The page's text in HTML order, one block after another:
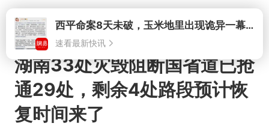
打开西平命案8天未破，玉米地里出现诡异一幕，我突然想起了欧金中
速看最新快讯
湖南33处灾毁阻断国省道已抢
通29处，剩余4处路段预计恢
复时间来了